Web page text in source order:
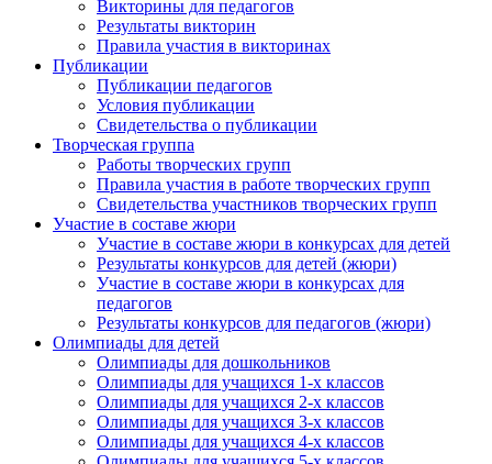
Викторины для педагогов
Результаты викторин
Правила участия в викторинах
Публикации
Публикации педагогов
Условия публикации
Свидетельства о публикации
Творческая группа
Работы творческих групп
Правила участия в работе творческих групп
Свидетельства участников творческих групп
Участие в составе жюри
Участие в составе жюри в конкурсах для детей
Результаты конкурсов для детей (жюри)
Участие в составе жюри в конкурсах для
педагогов
Результаты конкурсов для педагогов (жюри)
Олимпиады для детей
Олимпиады для дошкольников
Олимпиады для учащихся 1-х классов
Олимпиады для учащихся 2-х классов
Олимпиады для учащихся 3-х классов
Олимпиады для учащихся 4-х классов